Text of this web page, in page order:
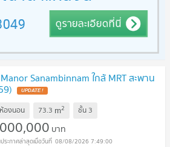
Sanambinnam ใกล้ MRT สะพาน
องนอน 73.3 m2 ชั้น 3
บาท
08/08/2026 7:49:00